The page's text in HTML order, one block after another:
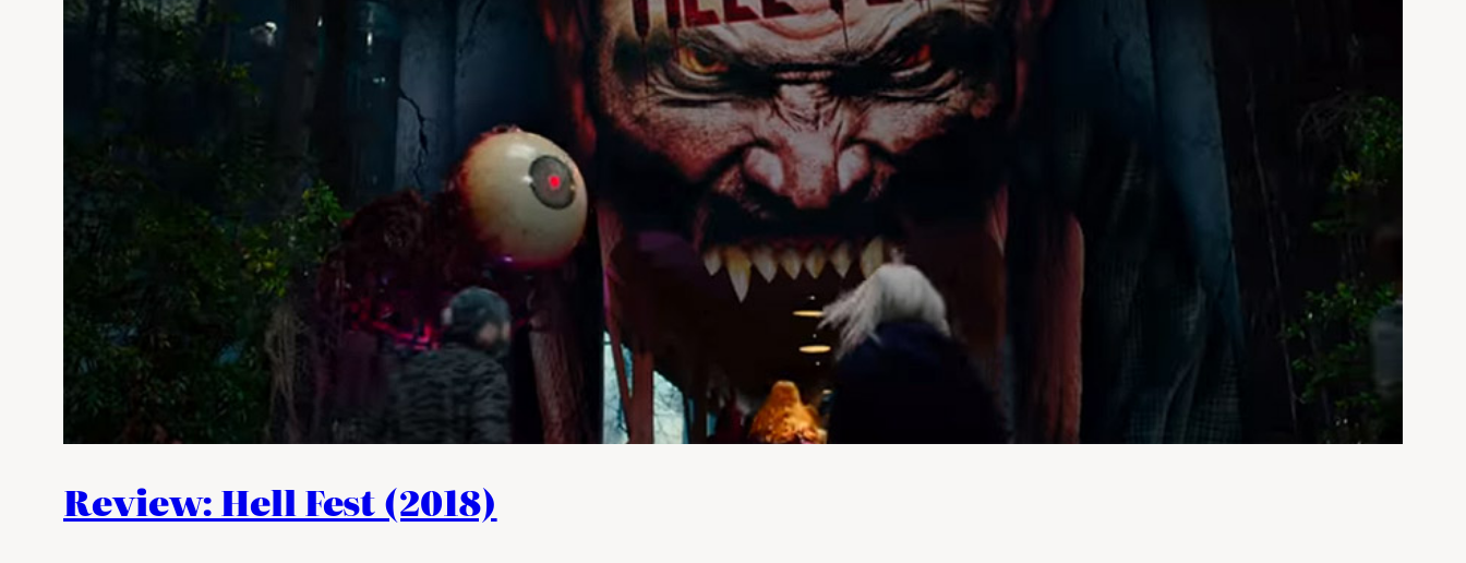
Review: Hell Fest (2018)